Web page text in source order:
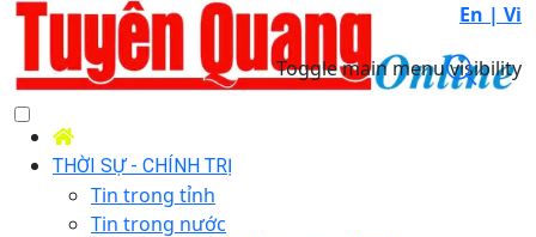
En | Vi
Toggle main menu visibility
THỜI SỰ - CHÍNH TRỊ
Tin trong tỉnh
Tin trong nước